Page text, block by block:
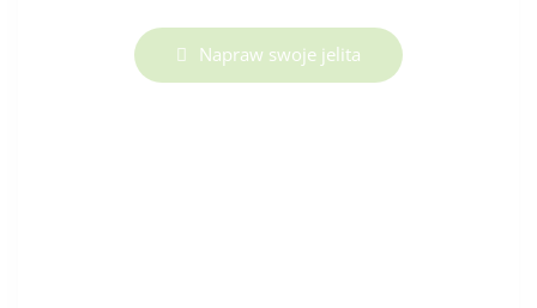
Napraw swoje jelita